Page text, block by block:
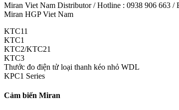
Miran Viet Nam Distributor / Hotline : 0938 906 663 /
Miran HGP Viet Nam
KTC11
KTC1
KTC2/KTC21
KTC3
Thước đo điện tử loại thanh kéo nhỏ WDL
KPC1 Series
Cảm biến Miran